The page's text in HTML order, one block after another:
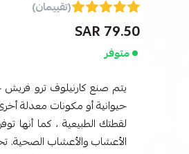
(تقييمان)
79.50 SAR
متوفر
يتم صنع كارنيلوف ترو
حيوانية أو مكونات معدلة
لقطتك الطبيعية ، كما أنها
الأعشاب والأعشاب الصحية.